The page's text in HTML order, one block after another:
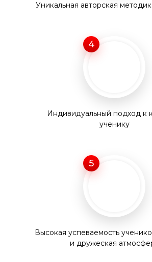
Уникальная авторская
4
Индивидуальный подход к
ученику
5
Высокая успеваемость
и дружеская